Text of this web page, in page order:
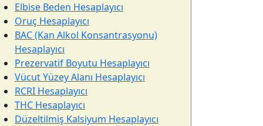
Elbise Beden Hesaplayıcı
Oruç Hesaplayıcı
BAC (Kan Alkol Konsantrasyonu)
Hesaplayıcı
Prezervatif Boyutu Hesaplayıcı
Vücut Yüzey Alanı Hesaplayıcı
RCRI Hesaplayıcı
THC Hesaplayıcı
Düzeltilmiş Kalsiyum Hesaplayıcı